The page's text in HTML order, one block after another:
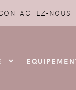
NOUS